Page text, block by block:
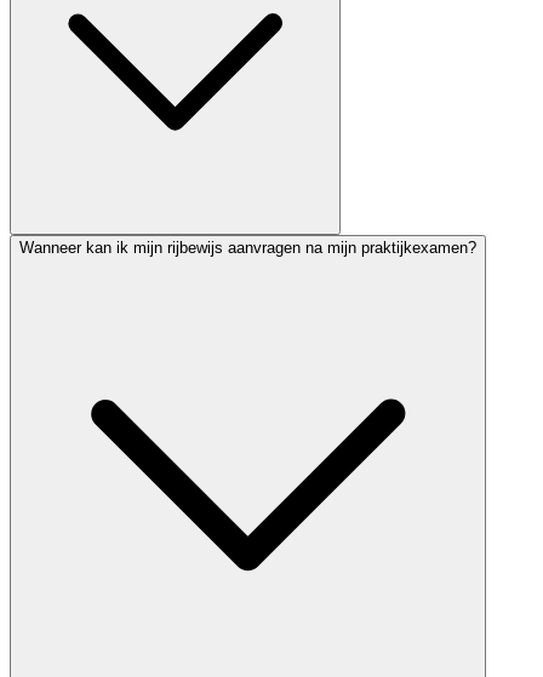
Wanneer kan ik mijn rijbewijs aanvragen na mijn praktijkexamen?